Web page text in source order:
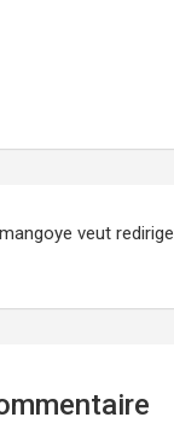
veut